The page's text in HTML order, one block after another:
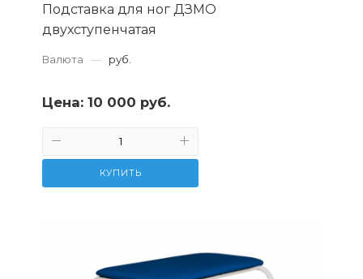
Подставка для ног ДЗМО
двухступенчатая
Валюта — руб.
Цена: 10 000 руб.
КУПИТЬ